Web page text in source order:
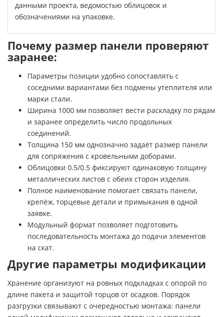
данными проекта, ведомостью облицовок и
обозначениями на упаковке.
Почему размер панели проверяют
заранее:
Параметры позиции удобно сопоставлять с
соседними вариантами без подмены утеплителя или
марки стали.
Ширина 1000 мм позволяет вести раскладку по рядам
и заранее определить число продольных
соединений.
Толщина 150 мм однозначно задаёт размер панели
для сопряжения с кровельными доборами.
Облицовки 0.5/0.5 фиксируют одинаковую толщину
металлических листов с обеих сторон изделия.
Полное наименование помогает связать панели,
крепёж, торцевые детали и примыкания в одной
заявке.
Модульный формат позволяет подготовить
последовательность монтажа до подачи элементов
на скат.
Другие параметры модификации
Хранение организуют на ровных подкладках с опорой по
длине пакета и защитой торцов от осадков. Порядок
разгрузки связывают с очередностью монтажа: панели